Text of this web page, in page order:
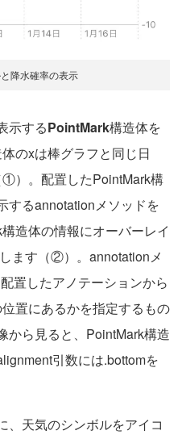
降水確率の表示
示するPointMark構造体を
のxは棒グラフと同じ日
）。配置したPointMark構
するannotationメソッドを
造体の情報にオーバーレイ
ます（②）。annotationメ
置したアノテーションから
置にあるかを指定するもの
から見ると、PointMark構造
引数には.bottomを
天気のシンボルをアイコ